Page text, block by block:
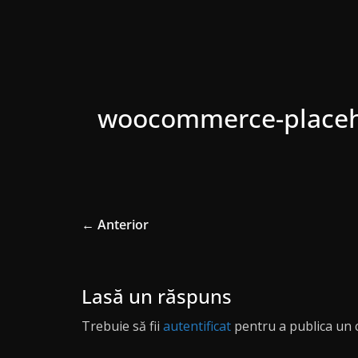
woocommerce-
← Anterior
Lasă un răspuns
Trebuie să fii autentificat pentru a publica un